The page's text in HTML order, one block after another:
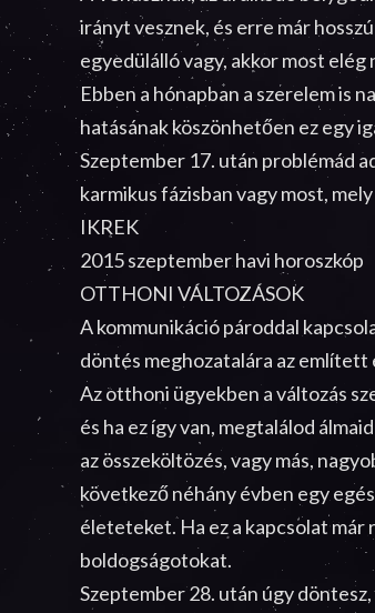
irányt vesznek, és erre már
egyedülálló vagy, akkor most
Ebben a hónapban a szerelem is
hatásának köszönhetően ez egy
Szeptember 17. után problémád
karmikus fázisban vagy most,
IKREK
2015 szeptember havi horoszkóp
OTTHONI VÁLTOZÁSOK
A kommunikáció pároddal
döntés meghozatalára az
Az otthoni ügyekben a változás
és ha ez így van, megtalálod
az összeköltözés, vagy más,
következő néhány évben egy
életeteket. Ha ez a kapcsolat már
boldogságotokat.
Szeptember 28. után úgy